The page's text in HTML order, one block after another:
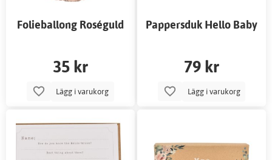
Folieballong Roséguld
35 kr
Lägg i varukorg
Pappersduk Hello Baby
79 kr
Lägg i varukorg